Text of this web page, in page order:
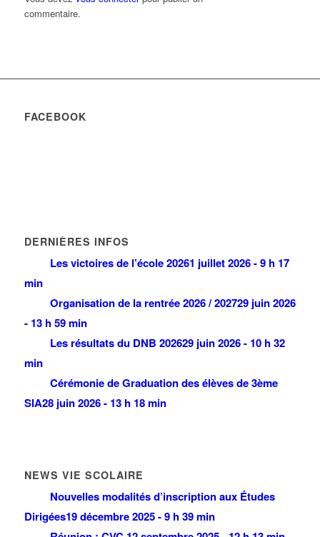
commentaire.
FACEBOOK
DERNIÈRES INFOS
Les victoires de l’école 20261 juillet 2026 - 9 h 17
min
Organisation de la rentrée 2026 / 202729 juin 2026
- 13 h 59 min
Les résultats du DNB 202629 juin 2026 - 10 h 32
min
Cérémonie de Graduation des élèves de 3ème
SIA28 juin 2026 - 13 h 18 min
NEWS VIE SCOLAIRE
Nouvelles modalités d’inscription aux Études
Dirigées19 décembre 2025 - 9 h 39 min